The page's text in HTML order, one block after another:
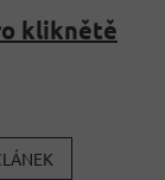
kliknětě